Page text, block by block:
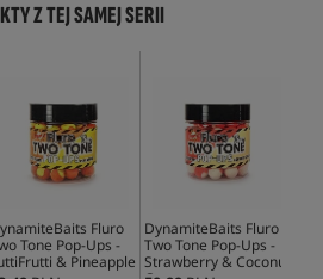
Z TEJ SAMEJ SERII
Fluro
Tone Pop-Ups -
& Pineapple
DynamiteBaits Fluro
Two Tone Pop-Ups -
Strawberry & Coconut